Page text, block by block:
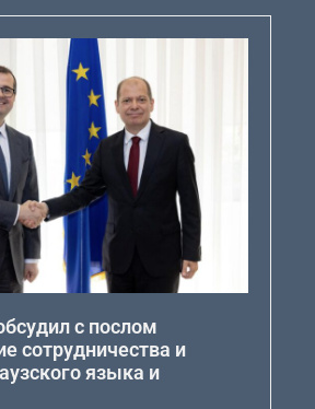
с послом
сотрудничества и
языка и